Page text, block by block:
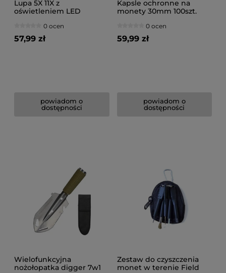
Lupa 5X 11X z
oświetleniem LED
0 ocen
57,99 zł
powiadom o
dostępności
Kapsle ochronne na
monety 30mm 100szt.
0 ocen
59,99 zł
powiadom o
dostępności
Wielofunkcyjna
nożołopatka digger 7w1
Zestaw do czyszczenia
monet w terenie Field